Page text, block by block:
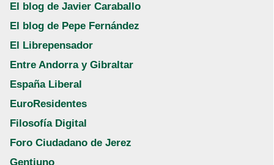
El blog de Javier Caraballo
El blog de Pepe Fernández
El Librepensador
Entre Andorra y Gibraltar
España Liberal
EuroResidentes
Filosofía Digital
Foro Ciudadano de Jerez
Gentiuno